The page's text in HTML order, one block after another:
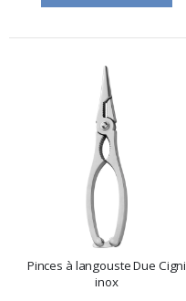
Pinces à langouste Due Cigni
inox